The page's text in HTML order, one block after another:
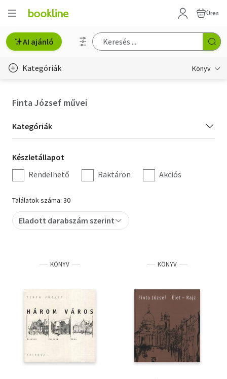
Üres
AI ajánló
Kategóriák Könyv
Hobbi, szabadidő
Irodalom
Művészet
Szakkönyv
Tankönyv, segédkönyv
Társadalomtudomány
Természettudomány
Történelem
Vallás
Finta József művei
Kategória
szűrés
Kategóriák
Készletállapot
szűrés
Készletállapot
Rendelhető
Raktáron Akciós
Találatok száma: 30
Eladott darabszám szerint
KÖNYV KÖNYV